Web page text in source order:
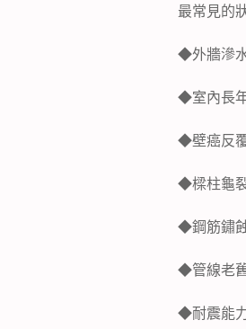
最常見的
◆外牆滲
◆室內長
◆壁癌反
◆樑柱龜
◆鋼筋鏽
◆管線老
◆耐震能